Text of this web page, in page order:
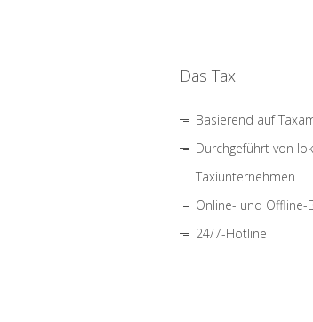
Das Taxi
Basierend auf
Durchgeführt von
Taxiunternehmen
Online- und Offline-
24/7-Hotline